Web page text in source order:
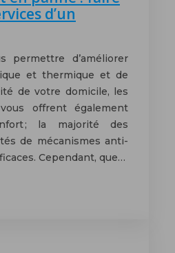
d’un
permettre d’améliorer
et thermique et de
de votre domicile, les
offrent également
; la majorité des
de mécanismes anti-
Cependant, que…